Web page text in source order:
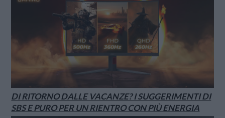
DI RITORNO DALLE VACANZE? I SUGGERIMENTI DI
SBS E PURO PER UN RIENTRO CON PIÙ ENERGIA